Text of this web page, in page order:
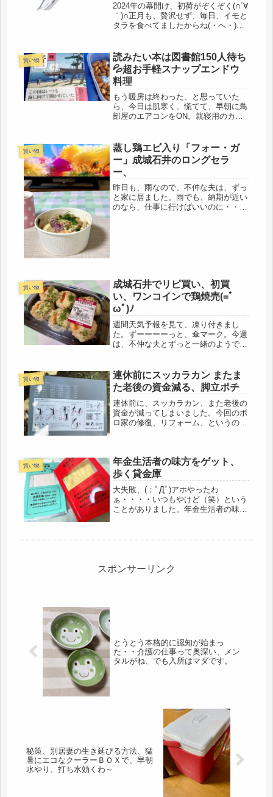
2024年の幕開け、初荷がぞくぞく(∩´∀
｀)∩正月も、贅沢せず、毎日、イモと
タラを食べてましたからね(・へ・)朝
のご実家の被災状況。顔を遇わすな
り、報告してくれました。輪...
買い物
読みたい本は図書館150人待ち
💦超お手軽スナップエンドウ
料理
もう暖房は終わった、と思っていた
ら、今日は肌寒く、慌てて、早朝に鳥
部屋のエアコンをON。就寝用のカバ
猫もそうなのだと思いますが、生憎、
喋れない。ヨウムは「オハヨウ」「オ
ハナ...
買い物
蒸し鶏エビ入り「フォー・ガ
ー」成城石井のロングセラ
ー、
昨日も、雨なので、不仲な夫は、ずっ
と家に居ました。雨でも、納期が近い
のなら、仕事に行けばいいのに・・・
買い物
成城石井でリピ買い、初買
い、ワンコインで鶏焼売(=ﾟ
ωﾟ)ﾉ
週間天気予報を見て、凍り付きまし
た。ずーーーーっと、傘マーク。今週
は、不仲な夫とずっと一緒のようで
なので、なかなか厳しい・・・(´ﾟдﾟ
｀)友人は、昨日、大阪のワクチン予
約...
買い物
連休前にスッカラカン またま
た老後の資金減る、脚立ポチ
連休前に、スッカラカン、また老後の
資金が減ってしまいました。今回のボ
ロ家の修復、リフォーム、というのか
も堅固になったし、「うちはうち...
買い物
年金生活者の味方をゲット、
歩く貸金庫
大失敗、(；ﾟДﾟ)アホやったわ
ぁ・・・・いつもやけど（笑）という
ことがありました。年金生活者の味
スポンサーリンク
とうとう本格的に認知が始まっ
た・・介護の仕事って奥深い、メン
タルがね、でも入所はマダです。
秘策、別居妻の生き延びる方法、猛
暑にエコなクーラーＢＯＸで、早朝
水やり、打ち水効くわ～